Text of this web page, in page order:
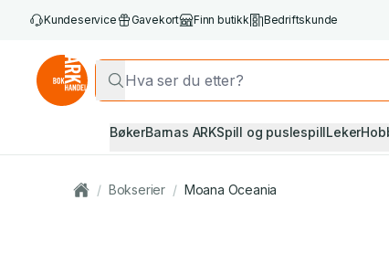
Kundeservice Gavekort Finn butikk Bedriftskunde
BøkerBarnas ARKSpill og puslespillLeker
/ Bokserier / Moana Oceania